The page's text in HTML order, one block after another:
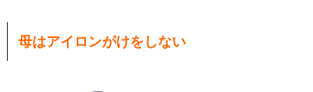
母はアイロンがけをしない